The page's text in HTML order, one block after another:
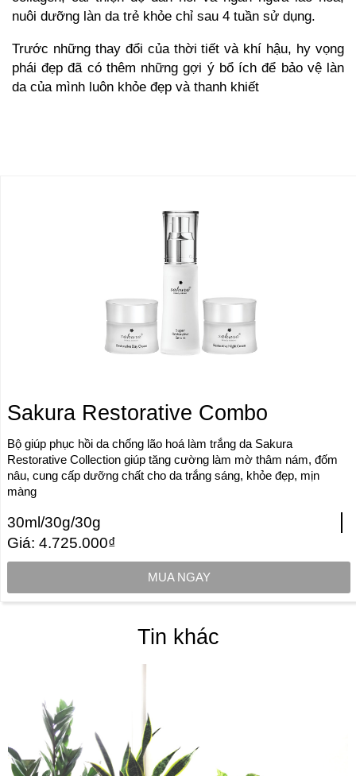
nuôi dưỡng làn da trẻ khỏe chỉ sau 4 tuần sử dụng.
Trước những thay đổi của thời tiết và khí hậu, hy vọng
phái đẹp đã có thêm những gợi ý bổ ích để bảo vệ làn
da của mình luôn khỏe đẹp và thanh khiết
Sakura Restorative Combo
Bộ giúp phục hồi da chống lão hoá làm trắng da Sakura
Restorative Collection giúp tăng cường làm mờ thâm nám, đốm
nâu, cung cấp dưỡng chất cho da trắng sáng, khỏe đẹp, mịn
màng
30ml/30g/30g
Giá: 4.725.000₫
MUA NGAY
Tin khác